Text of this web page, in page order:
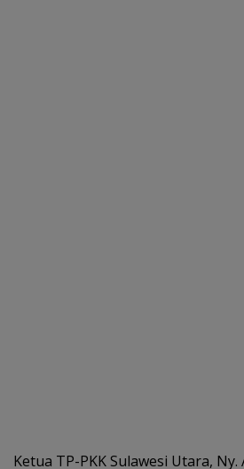
Ketua TP-PKK Sulawesi Utara,